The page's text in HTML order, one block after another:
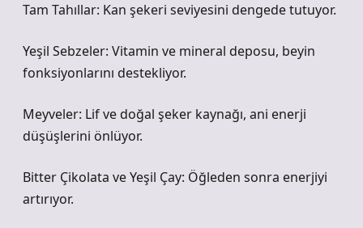
Tam Tahıllar: Kan şekeri seviyesini dengede tutuyor.
Yeşil Sebzeler: Vitamin ve mineral deposu, beyin
fonksiyonlarını destekliyor.
Meyveler: Lif ve doğal şeker kaynağı, ani enerji
düşüşlerini önlüyor.
Bitter Çikolata ve Yeşil Çay: Öğleden sonra enerjiyi
artırıyor.